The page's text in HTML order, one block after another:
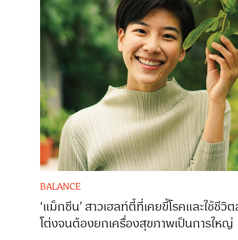
BALANCE
‘แม็กซีน’ สาวเฮลท์ตี้ที่เคยขี้โรคและใช้ชีวิ
โต่งจนต้องยกเครื่องสุขภาพเป็นการใหญ่